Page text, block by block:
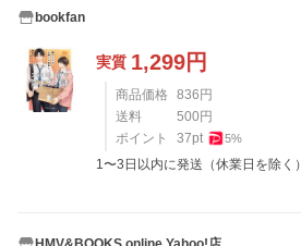
bookfan
実質 1,299円
商品価格 836円
送料
500円
ポイント
37pt 5%
1〜3日以内に発送（休業日を除く）